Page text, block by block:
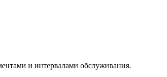
и интервалами обслуживания.